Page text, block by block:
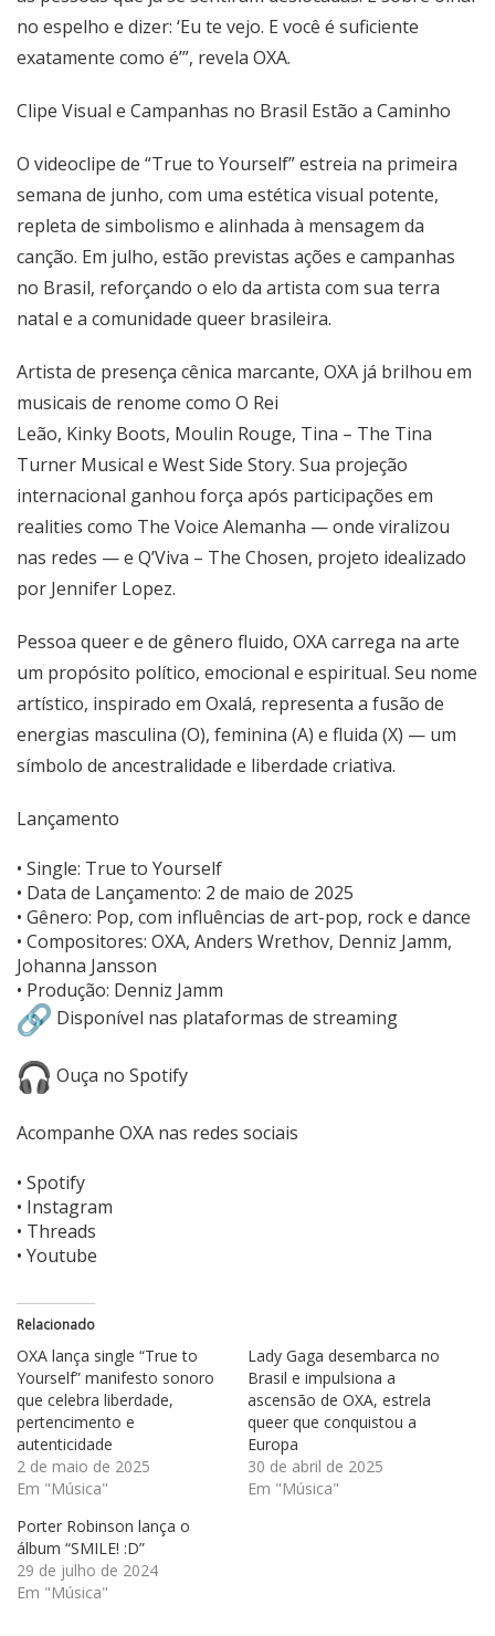
no espelho e dizer: ‘Eu te vejo. E você é suficiente
exatamente como é’”, revela OXA.
Clipe Visual e Campanhas no Brasil Estão a Caminho
O videoclipe de “True to Yourself” estreia na primeira
semana de junho, com uma estética visual potente,
repleta de simbolismo e alinhada à mensagem da
canção. Em julho, estão previstas ações e campanhas
no Brasil, reforçando o elo da artista com sua terra
natal e a comunidade queer brasileira.
Artista de presença cênica marcante, OXA já brilhou em
musicais de renome como O Rei
Leão, Kinky Boots, Moulin Rouge, Tina – The Tina
Turner Musical e West Side Story. Sua projeção
internacional ganhou força após participações em
realities como The Voice Alemanha — onde viralizou
nas redes — e Q’Viva – The Chosen, projeto idealizado
por Jennifer Lopez.
Pessoa queer e de gênero fluido, OXA carrega na arte
um propósito político, emocional e espiritual. Seu nome
artístico, inspirado em Oxalá, representa a fusão de
energias masculina (O), feminina (A) e fluida (X) — um
símbolo de ancestralidade e liberdade criativa.
Lançamento
• Single: True to Yourself
• Data de Lançamento: 2 de maio de 2025
• Gênero: Pop, com influências de art-pop, rock e dance
• Compositores: OXA, Anders Wrethov, Denniz Jamm,
Johanna Jansson
• Produção: Denniz Jamm
Disponível nas plataformas de streaming
Ouça no Spotify
Acompanhe OXA nas redes sociais
• Spotify
• Instagram
• Threads
• Youtube
Relacionado
OXA lança single “True to
Yourself” manifesto sonoro
que celebra liberdade,
pertencimento e
autenticidade
2 de maio de 2025
Em "Música"
Lady Gaga desembarca no
Brasil e impulsiona a
ascensão de OXA, estrela
queer que conquistou a
Europa
30 de abril de 2025
Em "Música"
Porter Robinson lança o
álbum “SMILE! :D”
29 de julho de 2024
Em "Música"